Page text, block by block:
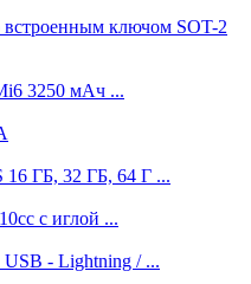
ключом SOT-2
3250 мАч ...
16 ГБ, 32 ГБ, 64 Г ...
с иглой ...
USB - Lightning / ...